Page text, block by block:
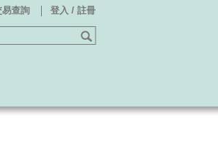
易查詢 登入 / 註冊